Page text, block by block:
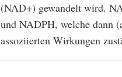
(NAD+) gewandelt wird.
und NADPH, welche dann
assoziierten Wirkungen